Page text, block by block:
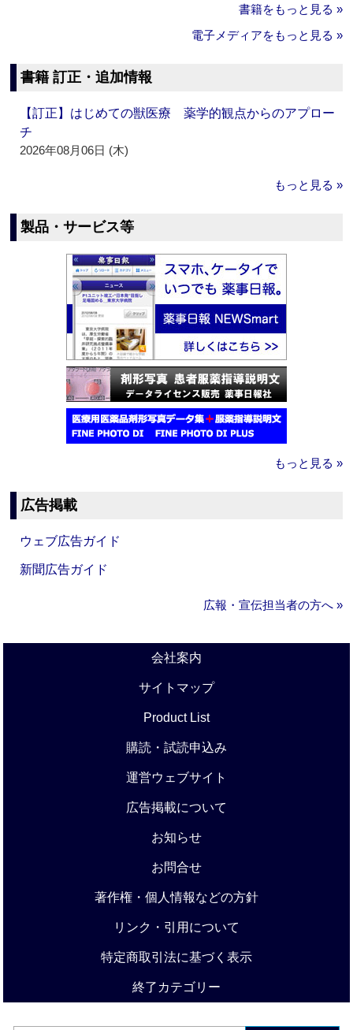
書籍をもっと見る »
電子メディアをもっと見る »
書籍 訂正・追加情報
【訂正】はじめての獣医療 薬学的観点からのアプロー
チ
2026年08月06日 (木)
もっと見る »
製品・サービス等
もっと見る »
広告掲載
ウェブ広告ガイド
新聞広告ガイド
広報・宣伝担当者の方へ »
会社案内
サイトマップ
Product List
購読・試読申込み
運営ウェブサイト
広告掲載について
お知らせ
お問合せ
著作権・個人情報などの方針
リンク・引用について
特定商取引法に基づく表示
終了カテゴリー